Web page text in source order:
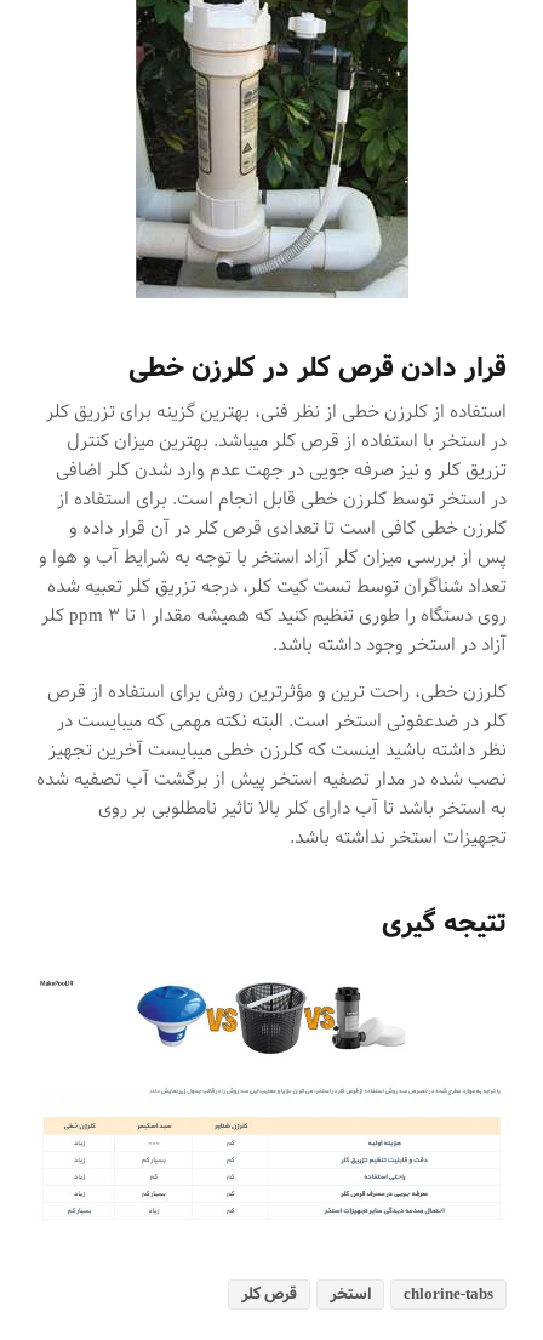
قرار دادن قرص کلر در کلرزن خطی
استفاده از کلرزن خطی از نظر فنی، بهترین گزینه برای تزریق کلر
در استخر با استفاده از قرص کلر میباشد. بهترین میزان کنترل
تزریق کلر و نیز صرفه جویی در جهت عدم وارد شدن کلر اضافی
در استخر توسط کلرزن خطی قابل انجام است. برای استفاده از
کلرزن خطی کافی است تا تعدادی قرص کلر در آن قرار داده و
پس از بررسی میزان کلر آزاد استخر با توجه به شرایط آب و هوا و
تعداد شناگران توسط تست کیت کلر، درجه تزریق کلر تعبیه شده
روی دستگاه را طوری تنظیم کنید که همیشه مقدار ۱ تا ۳ ppm کلر
آزاد در استخر وجود داشته باشد.
کلرزن خطی، راحت ترین و مؤثرترین روش برای استفاده از قرص
کلر در ضدعفونی استخر است. البته نکته مهمی که میبایست در
نظر داشته باشید اینست که کلرزن خطی میبایست آخرین تجهیز
نصب شده در مدار تصفیه استخر پیش از برگشت آب تصفیه شده
به استخر باشد تا آب دارای کلر بالا تاثیر نامطلوبی بر روی
تجهیزات استخر نداشته باشد.
تتیجه گیری
chlorine-tabs استخر قرص کلر